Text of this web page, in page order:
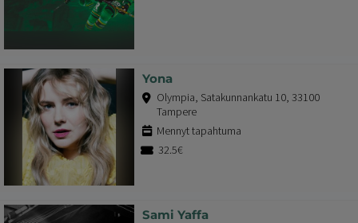
Yona
Olympia, Satakunnankatu 10, 33100
Tampere
Mennyt tapahtuma
32.5€
Sami Yaffa